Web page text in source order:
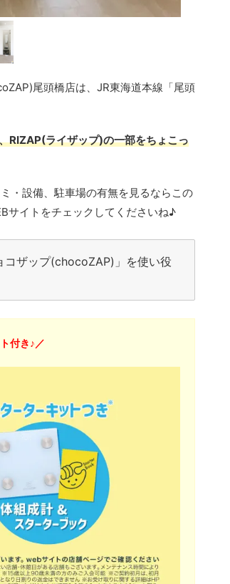
尾頭橋店は、JR東海道本線「尾頭
RIZAP(ライザップ)の一部をちょこっ
・設備、駐車場の有無を見るならこの
サイトをチェックしてくださいね♪
コザップ(chocoZAP)」を使い役
付き♪／